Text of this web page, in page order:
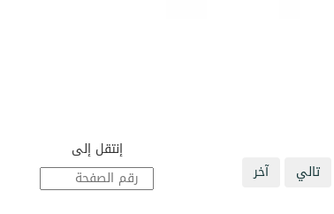
إنتقل إلى
تالي آخر